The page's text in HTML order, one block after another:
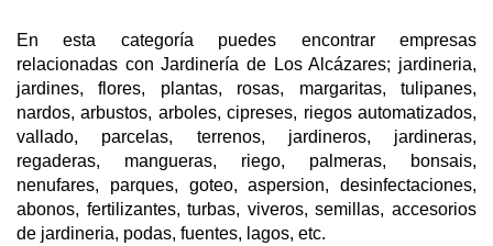
En esta categoría puedes encontrar empresas
relacionadas con Jardinería de Los Alcázares; jardineria,
jardines, flores, plantas, rosas, margaritas, tulipanes,
nardos, arbustos, arboles, cipreses, riegos automatizados,
vallado, parcelas, terrenos, jardineros, jardineras,
regaderas, mangueras, riego, palmeras, bonsais,
nenufares, parques, goteo, aspersion, desinfectaciones,
abonos, fertilizantes, turbas, viveros, semillas, accesorios
de jardineria, podas, fuentes, lagos, etc.